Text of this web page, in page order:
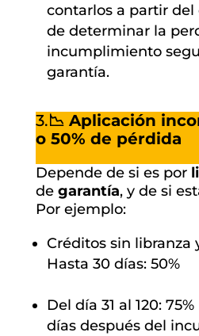
contarlos a partir del
de determinar la
incumplimiento
garantía.
3.📉 Aplicación
o 50% de pérdida
Depende de si es por
de garantía, y de si
Por ejemplo:
Créditos sin libranza
Hasta 30 días: 50%
Del día 31 al 120:
días después del